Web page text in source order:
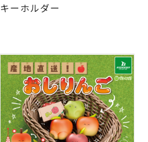
キーホルダー